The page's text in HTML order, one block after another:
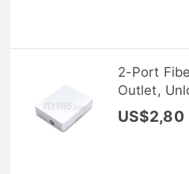
2-Port
Outlet,
US$2,80